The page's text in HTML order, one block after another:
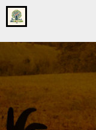
Go
to
home
onsgrotegezin.nl